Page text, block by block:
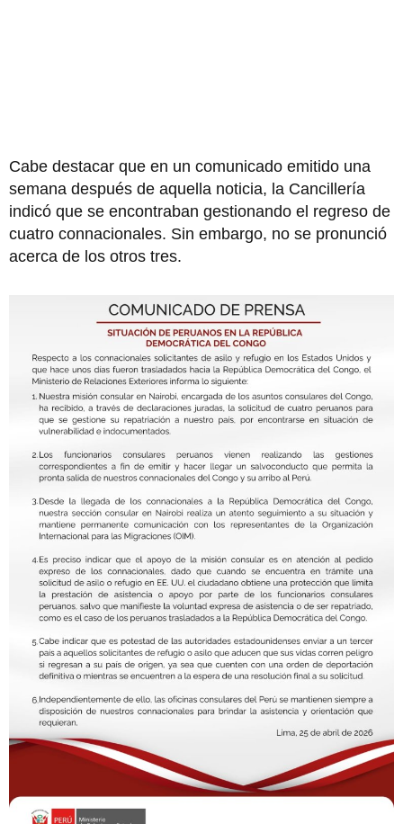
Cabe destacar que en un comunicado emitido una
semana después de aquella noticia, la Cancillería
indicó que se encontraban gestionando el regreso de
cuatro connacionales. Sin embargo, no se pronunció
acerca de los otros tres.